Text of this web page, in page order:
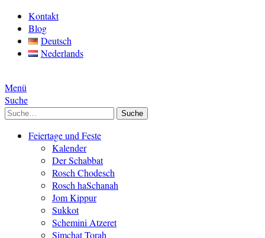
Kontakt
Blog
Deutsch
Nederlands
Menü
Suche
Suche
Feiertage und Feste
Kalender
Der Schabbat
Rosch Chodesch
Rosch haSchanah
Jom Kippur
Sukkot
Schemini Atzeret
Simchat Torah